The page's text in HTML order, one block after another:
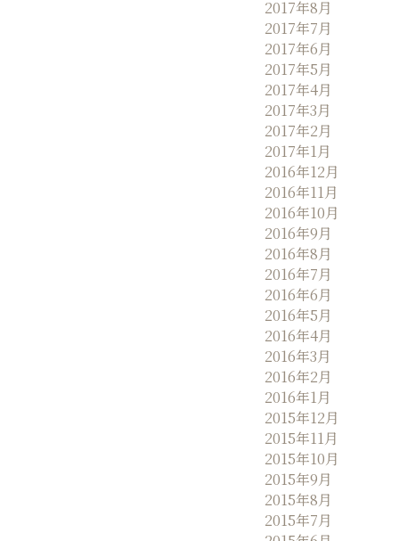
2017年8月
2017年7月
2017年6月
2017年5月
2017年4月
2017年3月
2017年2月
2017年1月
2016年12月
2016年11月
2016年10月
2016年9月
2016年8月
2016年7月
2016年6月
2016年5月
2016年4月
2016年3月
2016年2月
2016年1月
2015年12月
2015年11月
2015年10月
2015年9月
2015年8月
2015年7月